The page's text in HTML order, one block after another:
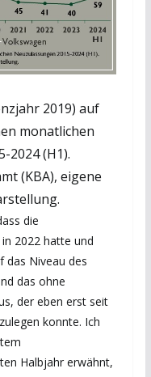
2019) auf
monatlichen
2024 (H1).
(KBA), eigene
die
2022 hatte und
das Niveau des
das ohne
der eben erst seit
konnte. Ich
Halbjahr erwähnt,